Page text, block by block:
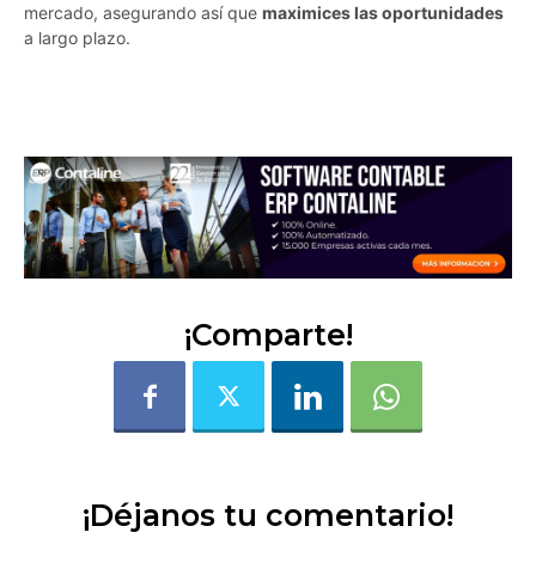
mercado, asegurando así que maximices las oportunidades
a largo plazo.
¡Comparte!
¡Déjanos tu comentario!